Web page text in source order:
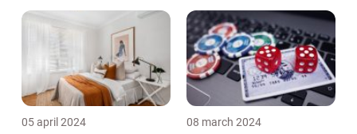
05 april 2024 08 march 2024